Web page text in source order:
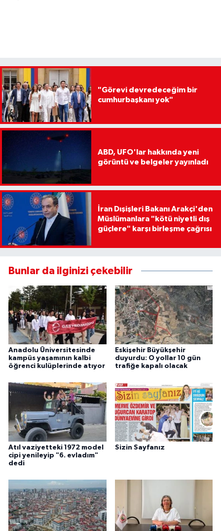
"Görevi devredeceğim bir
cumhurbaşkanı yok"
ABD, UFO'lar hakkında yeni
görüntü ve belgeler yayınladı
İran Dışişleri Bakanı Arakçi'den
Müslümanlara "kötü niyetli dış
güçlere" karşı birleşme çağrısı
Bunlar da ilginizi çekebilir
Anadolu Üniversitesinde
kampüs yaşamının kalbi
öğrenci kulüplerinde atıyor
Eskişehir Büyükşehir
duyurdu: O yollar 10 gün
trafiğe kapalı olacak
Atıl vaziyetteki 1972 model
cipi yenileyip "6. evladım"
dedi
Sizin Sayfanız